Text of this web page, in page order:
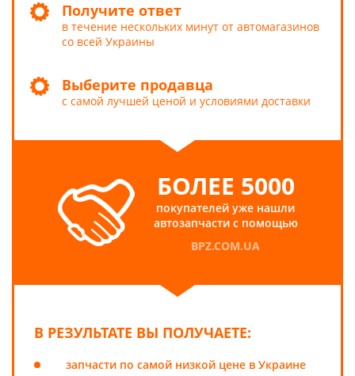
Получите ответ
в течение нескольких минут от автомагазинов
со всей Украины
Выберите продавца
с самой лучшей ценой и условиями доставки
БОЛЕЕ 5000
покупателей уже нашли
автозапчасти с помощью
BPZ.COM.UA
В РЕЗУЛЬТАТЕ ВЫ ПОЛУЧАЕТЕ:
запчасти по самой низкой цене в Украине